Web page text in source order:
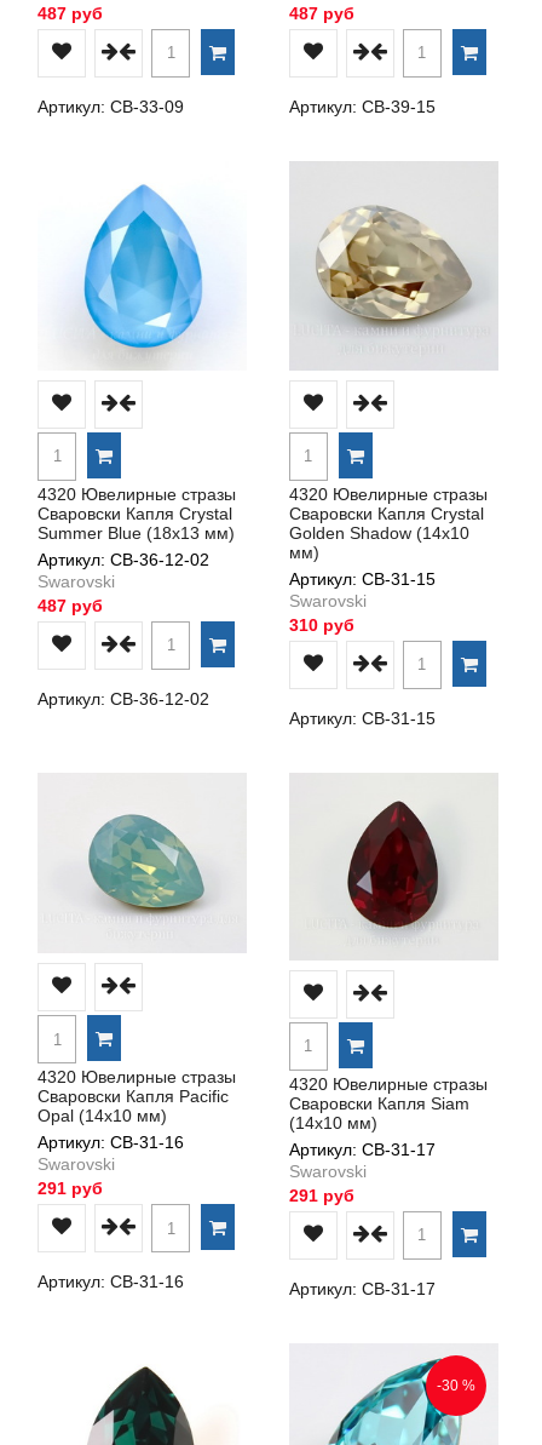
487 руб
Артикул: СВ-33-09
487 руб
Артикул: СВ-39-15
4320 Ювелирные стразы
Сваровски Капля Crystal
Summer Blue (18х13 мм)
Артикул: СВ-36-12-02
Swarovski
487 руб
Артикул: СВ-36-12-02
4320 Ювелирные стразы
Сваровски Капля Crystal
Golden Shadow (14х10
мм)
Артикул: СВ-31-15
Swarovski
310 руб
Артикул: СВ-31-15
4320 Ювелирные стразы
Сваровски Капля Pacific
Opal (14х10 мм)
Артикул: СВ-31-16
Swarovski
291 руб
Артикул: СВ-31-16
4320 Ювелирные стразы
Сваровски Капля Siam
(14х10 мм)
Артикул: СВ-31-17
Swarovski
291 руб
Артикул: СВ-31-17
-30 %